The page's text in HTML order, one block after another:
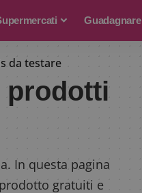
Guadagnare
da testare
prodotti
In questa pagina
gratuiti e